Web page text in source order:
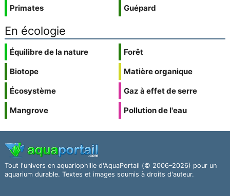
Primates
Guépard
En écologie
Équilibre de la nature
Biotope
Écosystème
Mangrove
Forêt
Matière organique
Gaz à effet de serre
Pollution de l'eau
Tout l'univers en aquariophilie d'AquaPortail (© 2006–2026) pour un
aquarium durable. Textes et images soumis à droits d'auteur.